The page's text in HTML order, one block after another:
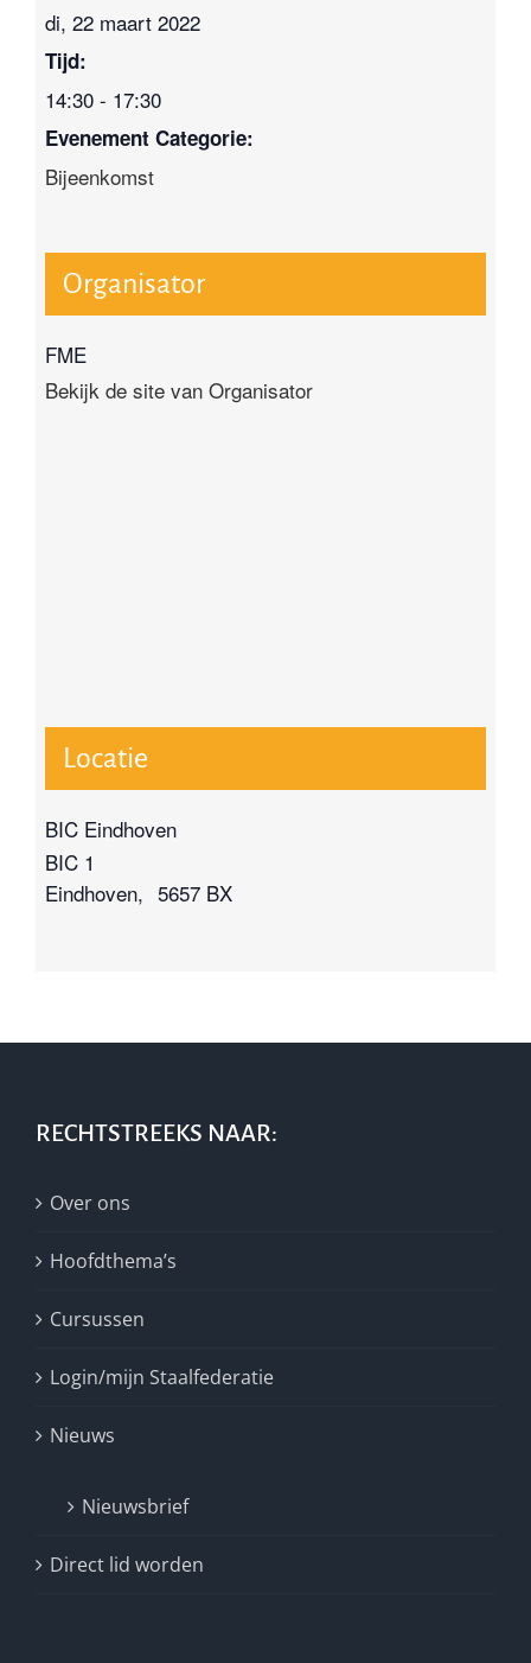
di, 22 maart 2022
Tijd:
14:30 - 17:30
Evenement Categorie:
Bijeenkomst
Organisator
FME
Bekijk de site van Organisator
Locatie
BIC Eindhoven
BIC 1
Eindhoven, 5657 BX
RECHTSTREEKS NAAR:
Over ons
Hoofdthema’s
Cursussen
Login/mijn Staalfederatie
Nieuws
Nieuwsbrief
Direct lid worden